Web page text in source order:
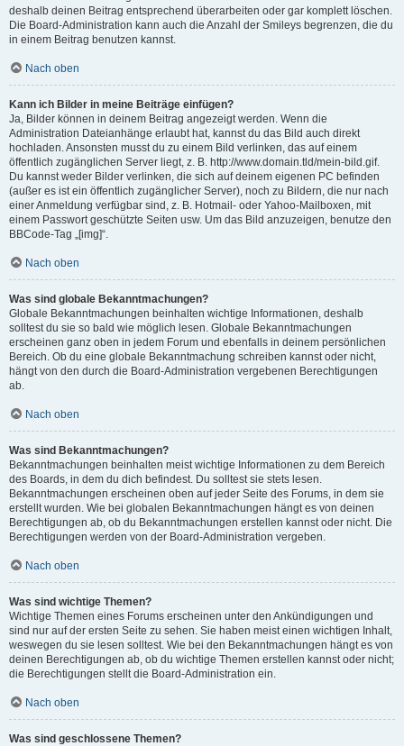
deshalb deinen Beitrag entsprechend überarbeiten oder gar komplett löschen.
Die Board-Administration kann auch die Anzahl der Smileys begrenzen, die du
in einem Beitrag benutzen kannst.
Nach oben
Kann ich Bilder in meine Beiträge einfügen?
Ja, Bilder können in deinem Beitrag angezeigt werden. Wenn die
Administration Dateianhänge erlaubt hat, kannst du das Bild auch direkt
hochladen. Ansonsten musst du zu einem Bild verlinken, das auf einem
öffentlich zugänglichen Server liegt, z. B. http://www.domain.tld/mein-bild.gif.
Du kannst weder Bilder verlinken, die sich auf deinem eigenen PC befinden
(außer es ist ein öffentlich zugänglicher Server), noch zu Bildern, die nur nach
einer Anmeldung verfügbar sind, z. B. Hotmail- oder Yahoo-Mailboxen, mit
einem Passwort geschützte Seiten usw. Um das Bild anzuzeigen, benutze den
BBCode-Tag „[img]“.
Nach oben
Was sind globale Bekanntmachungen?
Globale Bekanntmachungen beinhalten wichtige Informationen, deshalb
solltest du sie so bald wie möglich lesen. Globale Bekanntmachungen
erscheinen ganz oben in jedem Forum und ebenfalls in deinem persönlichen
Bereich. Ob du eine globale Bekanntmachung schreiben kannst oder nicht,
hängt von den durch die Board-Administration vergebenen Berechtigungen
ab.
Nach oben
Was sind Bekanntmachungen?
Bekanntmachungen beinhalten meist wichtige Informationen zu dem Bereich
des Boards, in dem du dich befindest. Du solltest sie stets lesen.
Bekanntmachungen erscheinen oben auf jeder Seite des Forums, in dem sie
erstellt wurden. Wie bei globalen Bekanntmachungen hängt es von deinen
Berechtigungen ab, ob du Bekanntmachungen erstellen kannst oder nicht. Die
Berechtigungen werden von der Board-Administration vergeben.
Nach oben
Was sind wichtige Themen?
Wichtige Themen eines Forums erscheinen unter den Ankündigungen und
sind nur auf der ersten Seite zu sehen. Sie haben meist einen wichtigen Inhalt,
weswegen du sie lesen solltest. Wie bei den Bekanntmachungen hängt es von
deinen Berechtigungen ab, ob du wichtige Themen erstellen kannst oder nicht;
die Berechtigungen stellt die Board-Administration ein.
Nach oben
Was sind geschlossene Themen?